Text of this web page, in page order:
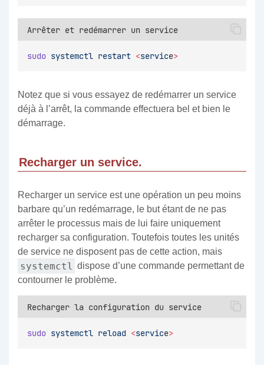
Arrêter et redémarrer un service
sudo systemctl restart <service>
Notez que si vous essayez de redémarrer un service
déjà à l’arrêt, la commande effectuera bel et bien le
démarrage.
Recharger un service.
Recharger un service est une opération un peu moins
barbare qu’un redémarrage, le but étant de ne pas
arrêter le processus mais de lui faire uniquement
recharger sa configuration. Toutefois toutes les unités
de service ne disposent pas de cette action, mais
systemctl
dispose d’une commande permettant de
contourner le problème.
Recharger la configuration du service
sudo systemctl reload <service>